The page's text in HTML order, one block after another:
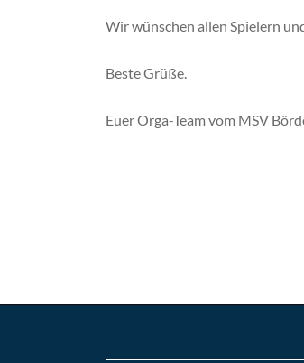
Wir wünschen allen Spielern
Beste Grüße.
Euer Orga-Team vom MSV